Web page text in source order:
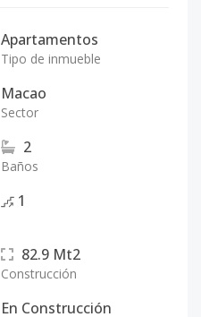
Apartamentos
Tipo de inmueble
Macao
Sector
2
Baños
1
82.9 Mt2
Construcción
En Construcción